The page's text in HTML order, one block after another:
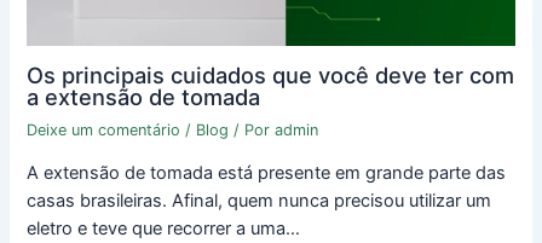
Os principais cuidados que você deve ter com
a extensão de tomada
Deixe um comentário / Blog / Poradmin
A extensão de tomada está presente em grande parte das
casas brasileiras. Afinal, quem nunca precisou utilizar um
eletro e teve que recorrer a uma…